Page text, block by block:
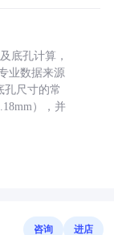
底孔计算，
业数据来源
孔尺寸的常
），并
咨询 进店